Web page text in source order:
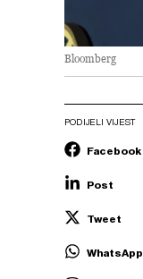
Bloomberg
PODIJELI VIJEST
Facebook
Post
Tweet
WhatsApp